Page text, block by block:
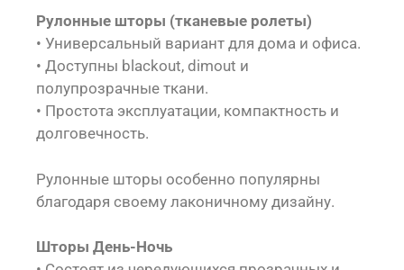
Рулонные шторы (тканевые ролеты)
• Универсальный вариант для дома и офиса.
• Доступны blackout, dimout и
полупрозрачные ткани.
• Простота эксплуатации, компактность и
долговечность.
Рулонные шторы особенно популярны
благодаря своему лаконичному дизайну.
Шторы День-Ночь